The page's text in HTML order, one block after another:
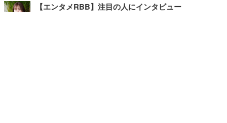
【エンタメRBB】注目の人にインタビュー